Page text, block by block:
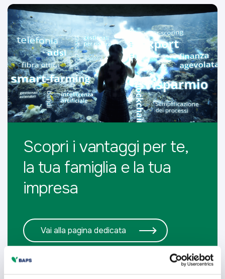
Scopri i vantaggi per te,
la tua famiglia e la tua
impresa
Vai alla pagina dedicata